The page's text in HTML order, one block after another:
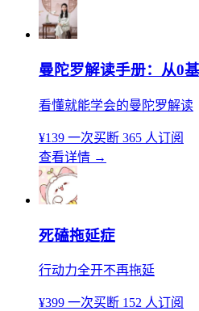
曼陀罗解读手册：从0
看懂就能学会的曼陀罗解读
¥139 一次买断 365 人订阅
查看详情 →
死磕拖延症
行动力全开不再拖延
¥399 一次买断 152 人订阅